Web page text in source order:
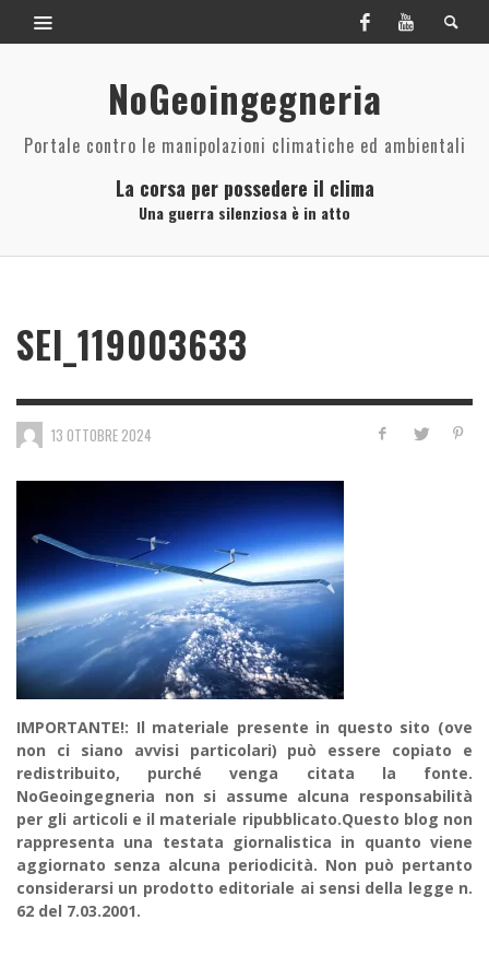
NoGeoingegneria
Portale contro le manipolazioni climatiche ed ambientali
La corsa per possedere il clima
Una guerra silenziosa è in atto
SEI_119003633
13 OTTOBRE 2024
IMPORTANTE!: Il materiale presente in questo sito (ove
non ci siano avvisi particolari) può essere copiato e
redistribuito, purché venga citata la fonte.
NoGeoingegneria non si assume alcuna responsabilità
per gli articoli e il materiale ripubblicato.Questo blog non
rappresenta una testata giornalistica in quanto viene
aggiornato senza alcuna periodicità. Non può pertanto
considerarsi un prodotto editoriale ai sensi della legge n.
62 del 7.03.2001.